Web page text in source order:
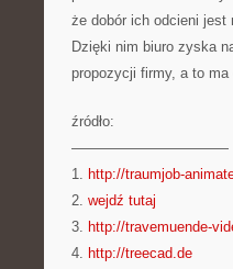
że dobór ich odcieni jest
Dzięki nim biuro zyska
propozycji firmy, a to ma
źródło:
———————————
1. http://traumjob-
2. wejdź tutaj
3. http://travemuende-
4. http://treecad.de